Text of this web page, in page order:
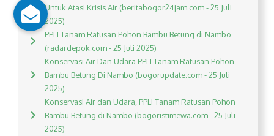
Untuk Atasi Krisis Air (beritabogor24jam.com - 25 Juli
2025)
PPLI Tanam Ratusan Pohon Bambu Betung di Nambo
(radardepok.com - 25 Juli 2025)
Konservasi Air Dan Udara PPLI Tanam Ratusan Pohon
Bambu Betung Di Nambo (bogorupdate.com - 25 Juli
2025)
Konservasi Air dan Udara, PPLI Tanam Ratusan Pohon
Bambu Betung di Nambo (bogoristimewa.com - 25 Juli
2025)